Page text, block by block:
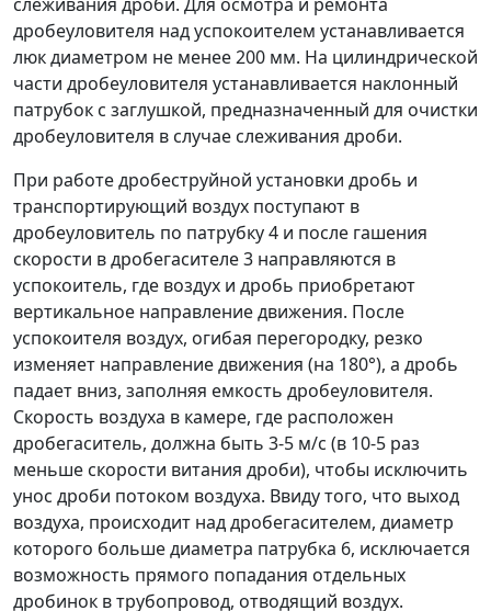
дробеуловителя над успокоителем устанавливается
люк диаметром не менее 200 мм. На цилиндрической
части дробеуловителя устанавливается наклонный
патрубок с заглушкой, предназначенный для очистки
дробеуловителя в случае слеживания дроби.
При работе дробеструйной установки дробь и
транспортирующий воздух поступают в
дробеуловитель по патрубку 4 и после гашения
скорости в дробегасителе 3 направляются в
успокоитель, где воздух и дробь приобретают
вертикальное направление движения. После
успокоителя воздух, огибая перегородку, резко
изменяет направление движения (на 180°), а дробь
падает вниз, заполняя емкость дробеуловителя.
Скорость воздуха в камере, где расположен
дробегаситель, должна быть 3-5 м/с (в 10-5 раз
меньше скорости витания дроби), чтобы исключить
унос дроби потоком воздуха. Ввиду того, что выход
воздуха, происходит над дробегасителем, диаметр
которого больше диаметра патрубка 6, исключается
возможность прямого попадания отдельных
дробинок в трубопровод, отводящий воздух.